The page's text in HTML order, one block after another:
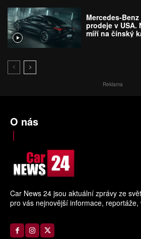
Mercedes-
prodeje v USA.
míří na čínský
Reklama
O nás
Car News 24 jsou aktuální zprávy ze
pro vás nejnovější informace, reportáže,